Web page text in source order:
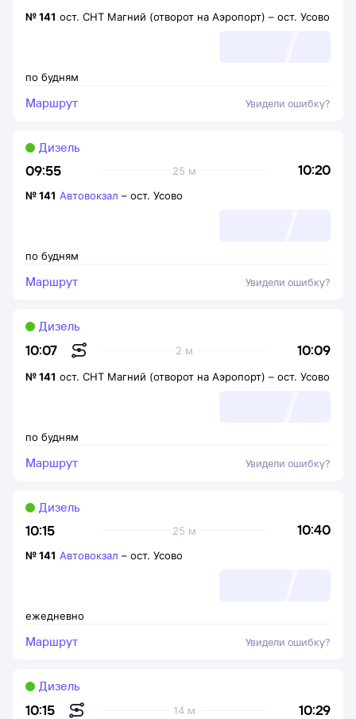
по будням
№141 ост. СНТ Магний (отворот на Аэропорт) – ост. Усово
Маршрут Увидели ошибку?
09:55 10:20
25 м
Дизель
по будням
№141 Автовокзал – ост. Усово
Маршрут Увидели ошибку?
10:07 10:09
2 м
Дизель
по будням
№141 ост. СНТ Магний (отворот на Аэропорт) – ост. Усово
Маршрут Увидели ошибку?
10:15 10:40
25 м
Дизель
ежедневно
№141 Автовокзал – ост. Усово
Маршрут Увидели ошибку?
10:15 10:29
14 м
Дизель